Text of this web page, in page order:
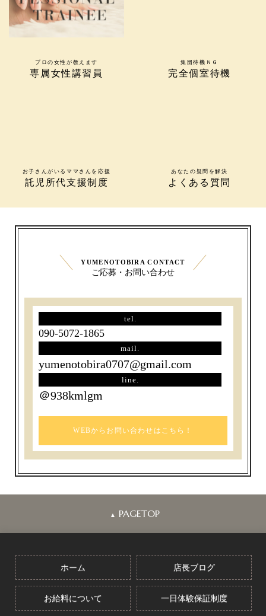
プロの女性が教えます
専属女性講習員
集団待機ＮＧ
完全個室待機
お子さんがいるママさんを応援
託児所代支援制度
あなたの疑問を解決
よくある質問
YUMENOTOBIRA CONTACT
ご応募・お問い合わせ
tel.
090-5072-1865
mail.
yumenotobira0707@gmail.com
line.
＠938kmlgm
WEBからお問い合わせはこちら！
▲ PAGETOP
ホーム 店長ブログ
お給料について 一日体験保証制度